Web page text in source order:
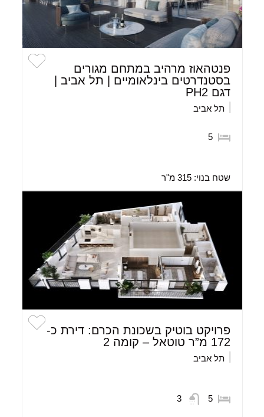
פנטהאוז מרהיב במתחם מגורים
בסטנדרטים בינלאומיים | תל אביב |
דגם PH2
תל אביב
5
שטח בנוי:315 מ"ר
פרויקט בוטיק בשכונת הכרם: דירת כ-
172 מ”ר טוטאל – קומה 2
תל אביב
5
3